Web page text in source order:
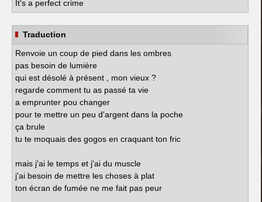
It's a perfect crime
Traduction
Renvoie un coup de pied dans les ombres
pas besoin de lumière
qui est désolé à présent , mon vieux ?
regarde comment tu as passé ta vie
a emprunter pou changer
pour te mettre un peu d'argent dans la poche
ça brule
tu te moquais des gogos en craquant ton fric
mais j'ai le temps et j'ai du muscle
j'ai besoin de mettre les choses à plat
ton écran de fumée ne me fait pas peur